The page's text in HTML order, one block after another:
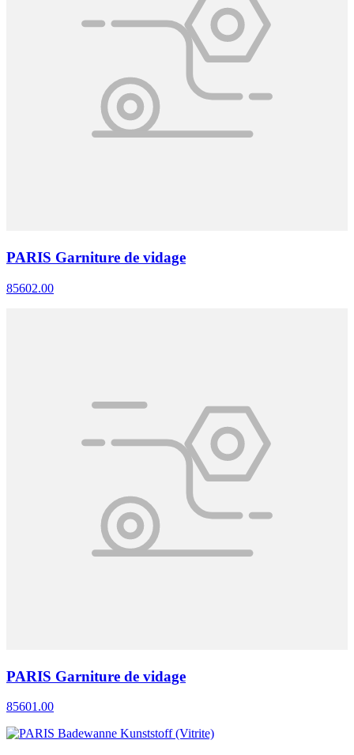
PARIS Garniture de vidage
85602.00
PARIS Garniture de vidage
85601.00